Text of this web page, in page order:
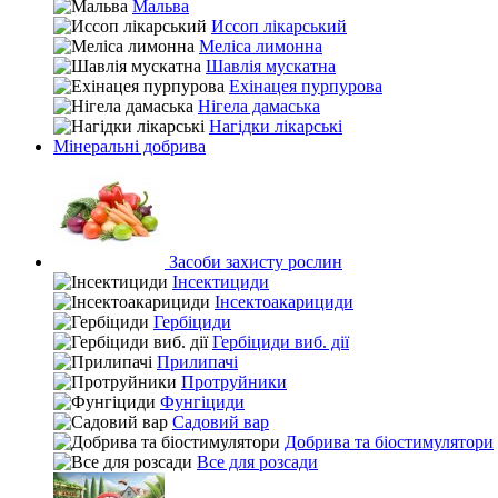
Мальва
Иссоп лікарський
Меліса лимонна
Шавлія мускатна
Ехінацея пурпурова
Нігела дамаська
Нагідки лікарські
Мінеральні добрива
Засоби захисту рослин
Інсектициди
Інсектоакарициди
Гербіциди
Гербіциди виб. дії
Прилипачі
Протруйники
Фунгіциди
Садовий вар
Добрива та біостимулятори
Все для розсади